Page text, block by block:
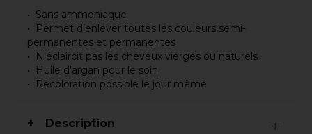
Sans ammoniaque
Permet d’enlever toutes les couleurs semi-
permanentes et permanentes
N’éclaircit pas les cheveux vierges ou naturels
Huile d’argan pour le soin
Recoloration possible le jour même
Description